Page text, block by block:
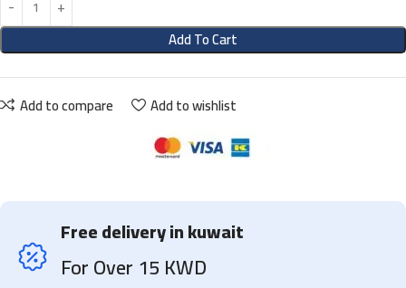
Add To Cart
Add to compare Add to wishlist
Free delivery in kuwait
For Over 15 KWD